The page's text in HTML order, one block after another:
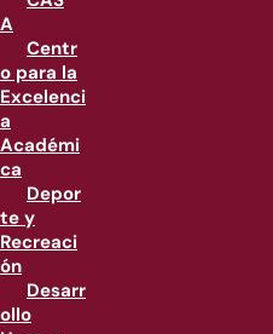
A
Centr
o para la
Excelenci
a
Académi
ca
Depor
te y
Recreaci
ón
Desarr
ollo